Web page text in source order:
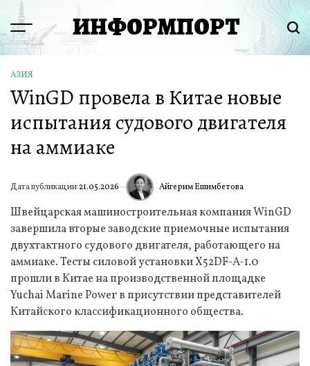
Перейти
содержимому
Menu ИНФОРМПОРТ
ОПУБЛИКОВАНО
В
АЗИЯ
WinGD провела в Китае новые
испытания судового двигателя
на аммиаке
Дата публикации:21.05.2026 ИА Айгерим Ешимбетова
Швейцарская машиностроительная компания WinGD
завершила вторые заводские приемочные испытания
двухтактного судового двигателя, работающего на
аммиаке. Тесты силовой установки X52DF-A-1.0
прошли в Китае на производственной площадке
Yuchai Marine Power в присутствии представителей
Китайского классификационного общества.